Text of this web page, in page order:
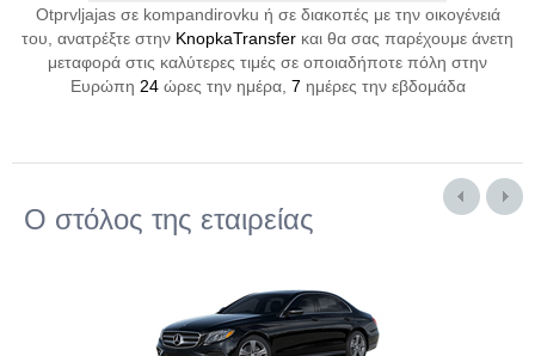
Otprvljajas σε kompandirovku ή σε διακοπές με την οικογένειά
του, ανατρέξτε στην KnopkaTransfer και θα σας παρέχουμε άνετη
μεταφορά στις καλύτερες τιμές σε οποιαδήποτε πόλη στην
Ευρώπη 24ώρες την ημέρα, 7 ημέρες την εβδομάδα
Ο στόλος της εταιρείας